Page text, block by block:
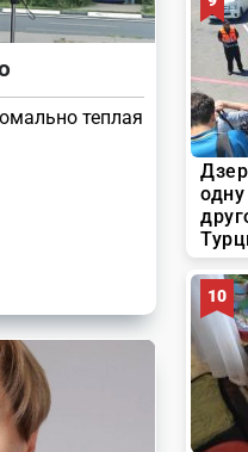
теплая